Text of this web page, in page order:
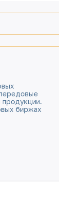
продукции.
биржах